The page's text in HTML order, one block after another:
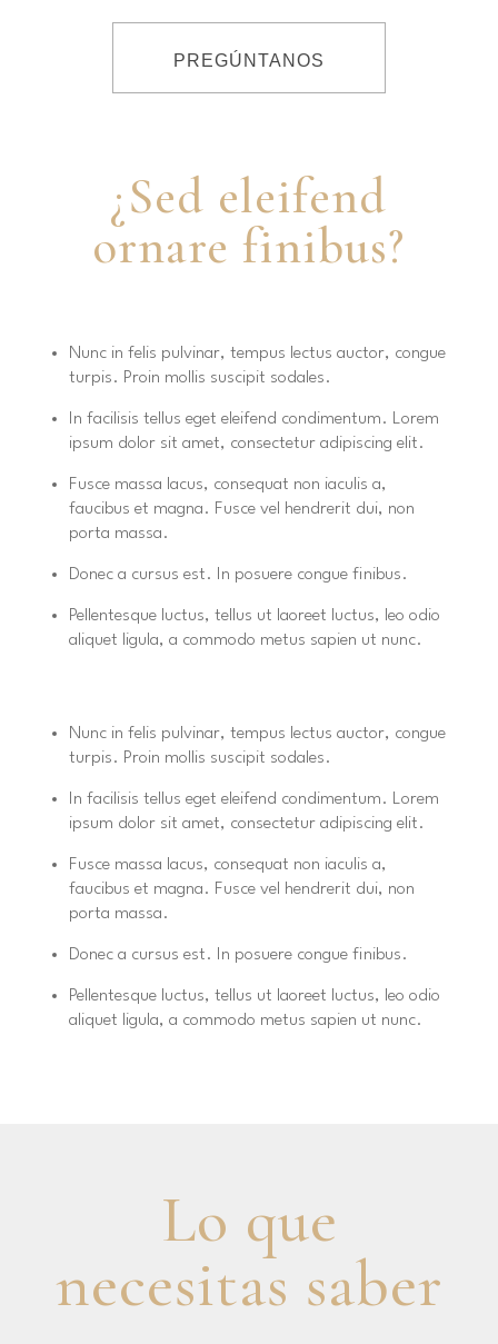
PREGÚNTANOS
¿Sed eleifend
ornare finibus?
Nunc in felis pulvinar, tempus lectus auctor, congue
turpis. Proin mollis suscipit sodales.
In facilisis tellus eget eleifend condimentum. Lorem
ipsum dolor sit amet, consectetur adipiscing elit.
Fusce massa lacus, consequat non iaculis a,
faucibus et magna. Fusce vel hendrerit dui, non
porta massa.
Donec a cursus est. In posuere congue finibus.
Pellentesque luctus, tellus ut laoreet luctus, leo odio
aliquet ligula, a commodo metus sapien ut nunc.
Nunc in felis pulvinar, tempus lectus auctor, congue
turpis. Proin mollis suscipit sodales.
In facilisis tellus eget eleifend condimentum. Lorem
ipsum dolor sit amet, consectetur adipiscing elit.
Fusce massa lacus, consequat non iaculis a,
faucibus et magna. Fusce vel hendrerit dui, non
porta massa.
Donec a cursus est. In posuere congue finibus.
Pellentesque luctus, tellus ut laoreet luctus, leo odio
aliquet ligula, a commodo metus sapien ut nunc.
Lo que
necesitas saber